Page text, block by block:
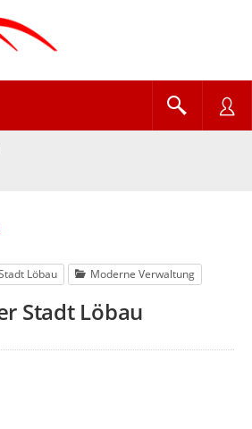
Löbau Moderne Verwaltung
Stadt Löbau